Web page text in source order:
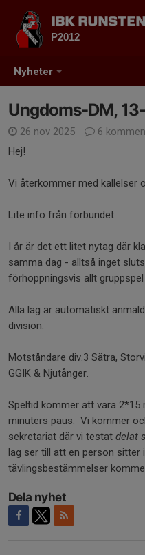
Nyheter
IBK RUNSTEN
P2012
Ungdoms-DM,
26 nov 2025
6
Hej!
Vi återkommer med kallelser
Lite info från förbundet:
I år är det ett litet nytag där
samma dag - alltså inget
förhoppningsvis allt gruppspel
Alla lag är automatiskt
division.
Motståndare div.3 Sätra,
GGIK & Njutånger.
Speltid kommer att vara 2*15
minuters paus. Vi kommer
sekretariat där vi testat delat
lag ser till att en person sitter
tävlingsbestämmelser
Dela nyhet